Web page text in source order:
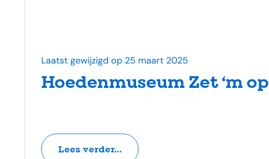
Hoedenmuseum Zet ‘m op
Laatst gewijzigd op 25 maart 2025
Lees verder...